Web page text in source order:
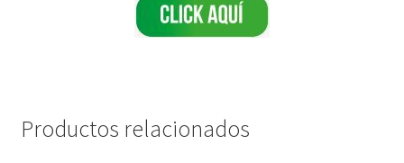
Productos relacionados